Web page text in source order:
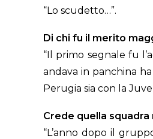
“Lo scudetto…”.
Di chi fu il merito
“Il primo segnale fu
andava in panchina
Perugia sia con la
Crede quella
“L’anno dopo il